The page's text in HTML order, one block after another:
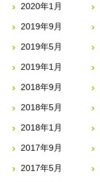
2020年1月
2019年9月
2019年5月
2019年1月
2018年9月
2018年5月
2018年1月
2017年9月
2017年5月